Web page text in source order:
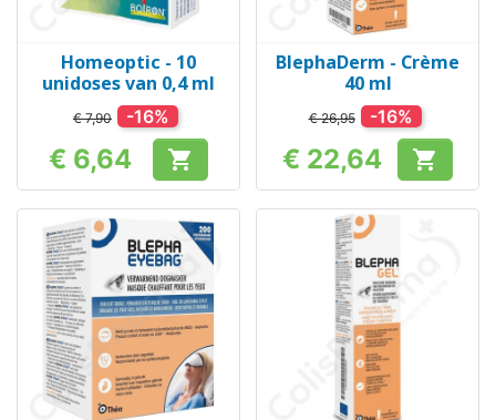
Homeoptic - 10
unidoses van 0,4 ml
€ 7,90 -16%
Prijs
€ 6,64 
BlephaDerm - Crème
40 ml
€ 26,95 -16%
Prijs
€ 22,64 